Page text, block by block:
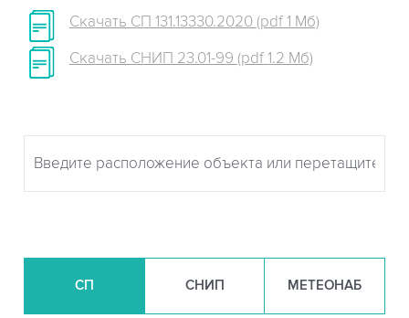
Скачать СП 131.13330.2020 (pdf 1 Мб)
Скачать СНИП 23.01-99 (pdf 1.2 Мб)
СП СНИП МЕТЕОНАБ